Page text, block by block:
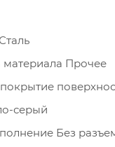
Прочее
серый
Без